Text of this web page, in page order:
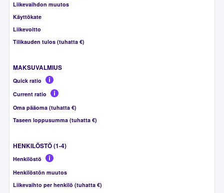
Liikevaihdon muutos
Käyttökate
Liikevoitto
Tilikauden tulos (tuhatta €)
MAKSUVALMIUS
Quick ratio
Current ratio
Oma pääoma (tuhatta €)
Taseen loppusumma (tuhatta €)
HENKILÖSTÖ (1-4)
Henkilöstö
Henkilöstön muutos
Liikevaihto per henkilö (tuhatta €)